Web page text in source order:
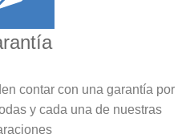
contar con una garantía por
y cada una de nuestras